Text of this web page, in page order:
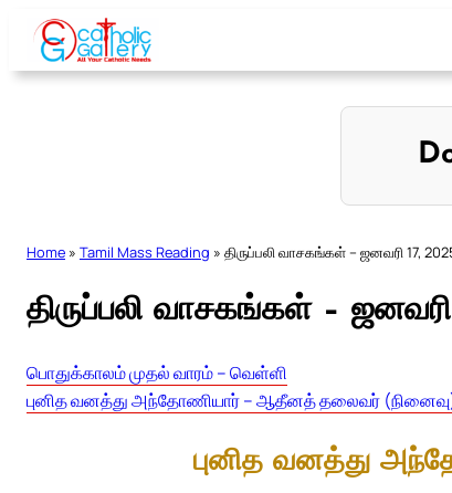
Skip
content
Home » Tamil Mass Reading » திருப்பலி வாசகங்கள் – ஜனவரி 17,
திருப்பலி வாசகங்கள் –
பொதுக்காலம் முதல் வாரம் – வெள்ளி
புனித வனத்து அந்தோணியார் – ஆதீனத் தலைவர்
புனித வனத்து